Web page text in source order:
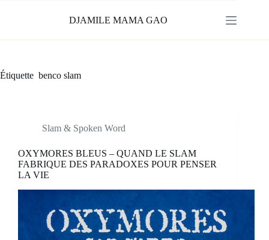
DJAMILE MAMA GAO
Étiquette benco slam
Slam & Spoken Word
OXYMORES BLEUS – QUAND LE SLAM
FABRIQUE DES PARADOXES POUR PENSER
LA VIE